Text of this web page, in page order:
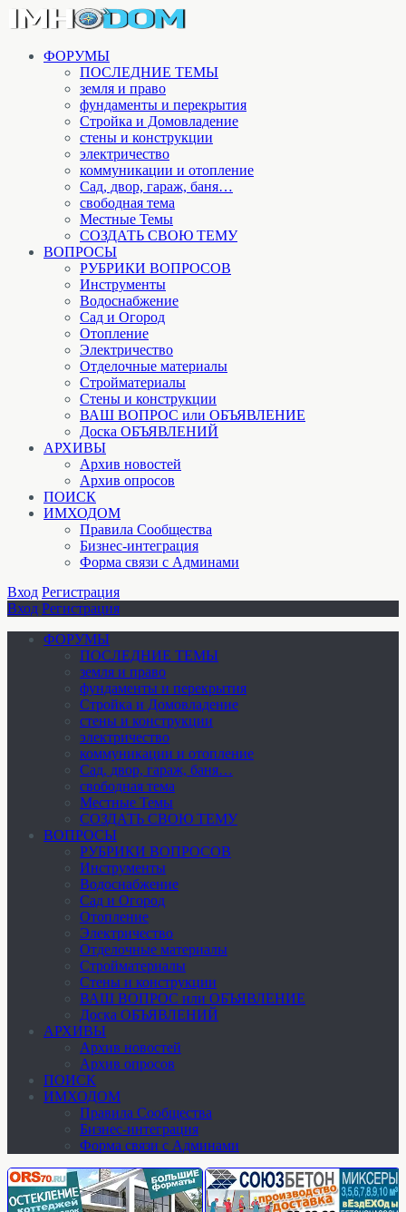
ФОРУМЫ
ПОСЛЕДНИЕ ТЕМЫ
земля и право
фундаменты и перекрытия
Стройка и Домовладение
стены и конструкции
электричество
коммуникации и отопление
Cад, двор, гараж, баня…
свободная тема
Местные Темы
СОЗДАТЬ СВОЮ ТЕМУ
ВОПРОСЫ
РУБРИКИ ВОПРОСОВ
Инструменты
Водоснабжение
Сад и Огород
Отопление
Электричество
Отделочные материалы
Стройматериалы
Стены и конструкции
ВАШ ВОПРОС или ОБЪЯВЛЕНИЕ
Доска ОБЪЯВЛЕНИЙ
АРХИВЫ
Архив новостей
Архив опросов
ПОИСК
ИМХОДОМ
Правила Сообщества
Бизнес-интеграция
Форма связи с Админами
Вход Регистрация
Вход Регистрация
ФОРУМЫ
ПОСЛЕДНИЕ ТЕМЫ
земля и право
фундаменты и перекрытия
Стройка и Домовладение
стены и конструкции
электричество
коммуникации и отопление
Cад, двор, гараж, баня…
свободная тема
Местные Темы
СОЗДАТЬ СВОЮ ТЕМУ
ВОПРОСЫ
РУБРИКИ ВОПРОСОВ
Инструменты
Водоснабжение
Сад и Огород
Отопление
Электричество
Отделочные материалы
Стройматериалы
Стены и конструкции
ВАШ ВОПРОС или ОБЪЯВЛЕНИЕ
Доска ОБЪЯВЛЕНИЙ
АРХИВЫ
Архив новостей
Архив опросов
ПОИСК
ИМХОДОМ
Правила Сообщества
Бизнес-интеграция
Форма связи с Админами